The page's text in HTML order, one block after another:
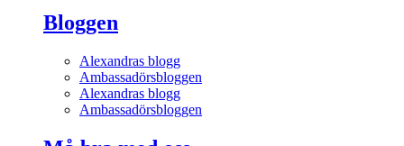
Bloggen
Alexandras blogg
Ambassadörsbloggen
Alexandras blogg
Ambassadörsbloggen